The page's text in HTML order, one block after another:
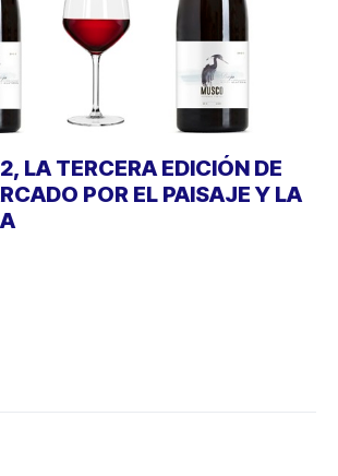
LA TERCERA EDICIÓN DE
POR EL PAISAJE Y LA